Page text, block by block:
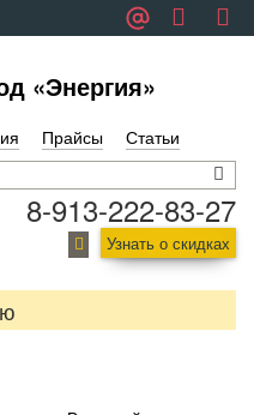
«Энергия»
Прайсы Статьи
8-913-222-83-27
Узнать о скидках